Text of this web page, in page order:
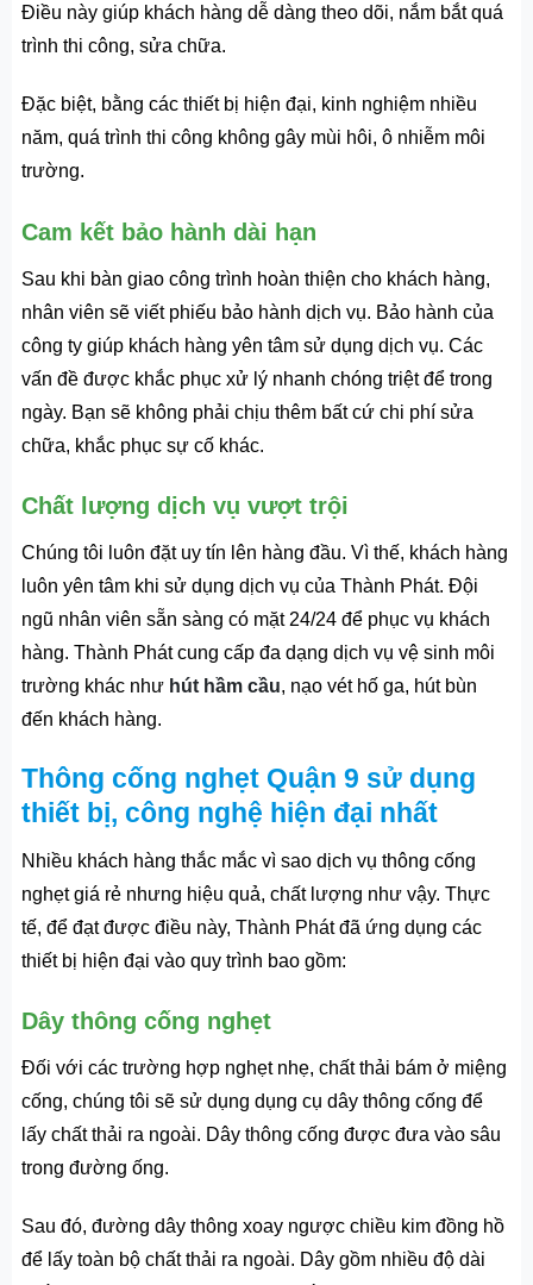
Điều này giúp khách hàng dễ dàng theo dõi, nắm bắt quá
trình thi công, sửa chữa.
Đặc biệt, bằng các thiết bị hiện đại, kinh nghiệm nhiều
năm, quá trình thi công không gây mùi hôi, ô nhiễm môi
trường.
Cam kết bảo hành dài hạn
Sau khi bàn giao công trình hoàn thiện cho khách hàng,
nhân viên sẽ viết phiếu bảo hành dịch vụ. Bảo hành của
công ty giúp khách hàng yên tâm sử dụng dịch vụ. Các
vấn đề được khắc phục xử lý nhanh chóng triệt để trong
ngày. Bạn sẽ không phải chịu thêm bất cứ chi phí sửa
chữa, khắc phục sự cố khác.
Chất lượng dịch vụ vượt trội
Chúng tôi luôn đặt uy tín lên hàng đầu. Vì thế, khách hàng
luôn yên tâm khi sử dụng dịch vụ của Thành Phát. Đội
ngũ nhân viên sẵn sàng có mặt 24/24 để phục vụ khách
hàng. Thành Phát cung cấp đa dạng dịch vụ vệ sinh môi
trường khác như hút hầm cầu, nạo vét hố ga, hút bùn
đến khách hàng.
Thông cống nghẹt Quận 9 sử dụng
thiết bị, công nghệ hiện đại nhất
Nhiều khách hàng thắc mắc vì sao dịch vụ thông cống
nghẹt giá rẻ nhưng hiệu quả, chất lượng như vậy. Thực
tế, để đạt được điều này, Thành Phát đã ứng dụng các
thiết bị hiện đại vào quy trình bao gồm:
Dây thông cống nghẹt
Đối với các trường hợp nghẹt nhẹ, chất thải bám ở miệng
cống, chúng tôi sẽ sử dụng dụng cụ dây thông cống để
lấy chất thải ra ngoài. Dây thông cống được đưa vào sâu
trong đường ống.
Sau đó, đường dây thông xoay ngược chiều kim đồng hồ
để lấy toàn bộ chất thải ra ngoài. Dây gồm nhiều độ dài